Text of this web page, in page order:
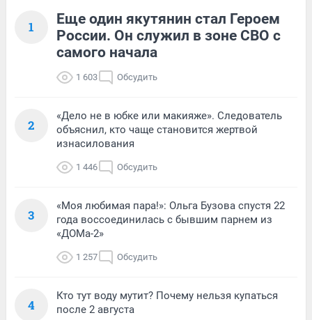
1
Еще один якутянин стал Героем
России. Он служил в зоне СВО с
самого начала
1 603 Обсудить
2
«Дело не в юбке или макияже». Следователь
объяснил, кто чаще становится жертвой
изнасилования
1 446 Обсудить
3
«Моя любимая пара!»: Ольга Бузова спустя 22
года воссоединилась с бывшим парнем из
«ДОМа-2»
1 257 Обсудить
4
Кто тут воду мутит? Почему нельзя купаться
после 2 августа